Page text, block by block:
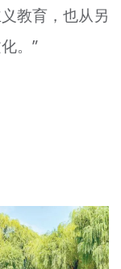
教育，也从另
。”